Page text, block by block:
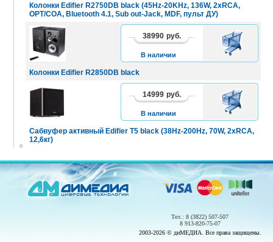
Колонки Edifier R2750DB black (45Hz-20KHz, 136W, 2xRCA,
OPT/COA, Bluetooth 4.1, Sub out-Jack, MDF, пульт ДУ)
Колонки Edifier R2850DB black
38990 руб.
В наличии
В
КОРЗИНУ
Сабвуфер активный Edifier T5 black (38Hz-200Hz, 70W, 2xRCA,
12,6кг)
14999 руб.
В наличии
В
КОРЗИНУ
Тел.: 8 (3822) 507-507
8 913-820-75-07
2003-2026 © диМЕДИА. Все права защищены.